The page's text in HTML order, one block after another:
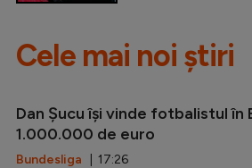
Cele mai noi știri
Dan Șucu își vinde fotbalistul în
1.000.000 de euro
Bundesliga | 17:26